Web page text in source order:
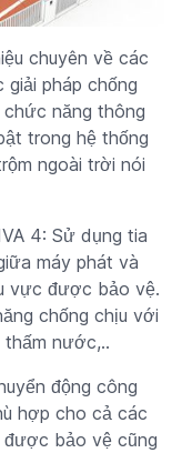
chuyên về các
giải pháp chống
năng thông
trong hệ thống
ngoài trời nói
4: Sử dụng tia
máy phát và
vực được bảo vệ.
chống chịu với
thấm nước,..
động công
hợp cho cả các
bảo vệ cũng